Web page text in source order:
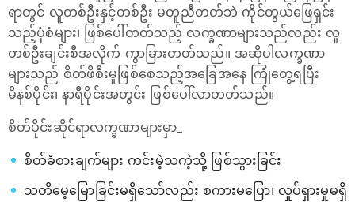
ရာတွင် လူတစ်ဦးနှင့်တစ်ဦး မတူညီတတ်ဘဲ ကိုင်တွယ်ဖြေရှင်း
သည့်ပုံစံများ၊ ဖြစ်ပေါ်တတ်သည့် လက္ခဏာများသည်လည်း လူ
တစ်ဦးချင်းစီအလိုက် ကွာခြားတတ်သည်။ အဆိုပါလက္ခဏာ
များသည် စိတ်ဖိစီးမှုဖြစ်စေသည့်အခြေအနေ ကြုံတွေ့ရပြီး
မိနစ်ပိုင်း၊ နာရီပိုင်းအတွင်း ဖြစ်ပေါ်လာတတ်သည်။
စိတ်ပိုင်းဆိုင်ရာလက္ခဏာများမှာ_
စိတ်ခံစားချက်များ ကင်းမဲ့သကဲ့သို့ ဖြစ်သွားခြင်း
သတိမေ့မြောခြင်းမရှိသော်လည်း စကားမပြော၊ လှုပ်ရှားမှုမရှိ